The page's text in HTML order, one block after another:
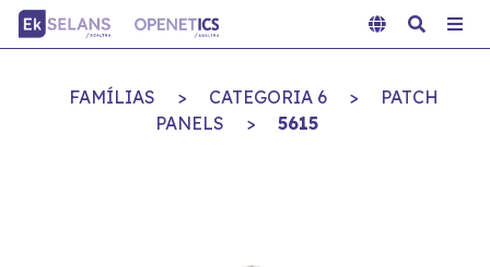
FAMÍLIAS > CATEGORIA 6 >
PATCH
PANELS
> 5615